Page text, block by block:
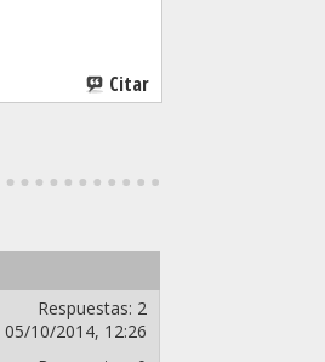
Citar
Respuestas: 2
05/10/2014, 12:26